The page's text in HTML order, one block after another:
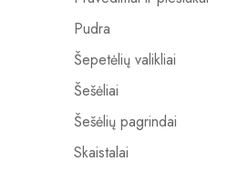
Pudra
Šepetėlių valikliai
Šešėliai
Šešėlių pagrindai
Skaistalai